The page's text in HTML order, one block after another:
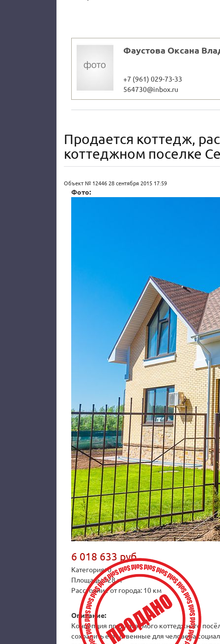
Фаустова Оксана
+7 (961) 029-73-33
564730@inbox.ru
Продается коттедж,
коттеджном поселке
Объект № 1244628 сентября 2015 17:59
Фото:
6 018 633 руб.
Категория: 0
Площадь: 128 м²
Расстояние от города: 10 км
Описание:
Концепция предлагаемого коттеджного
сохранить естественные для человека